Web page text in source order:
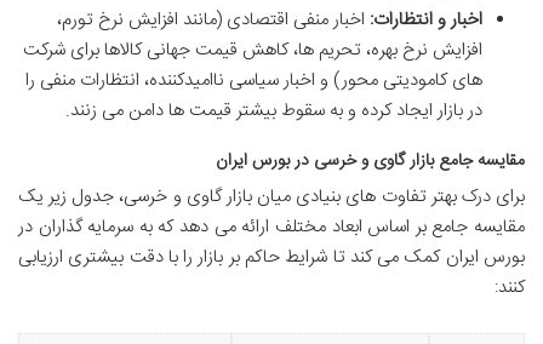
اخبار و انتظارات: اخبار منفی اقتصادی (مانند افزایش نرخ تورم،
افزایش نرخ بهره، تحریم ها، کاهش قیمت جهانی کالاها برای شرکت
های کامودیتی محور) و اخبار سیاسی ناامیدکننده، انتظارات منفی را
در بازار ایجاد کرده و به سقوط بیشتر قیمت ها دامن می زنند.
مقایسه جامع بازار گاوی و خرسی در بورس ایران
برای درک بهتر تفاوت های بنیادی میان بازار گاوی و خرسی، جدول زیر یک
مقایسه جامع بر اساس ابعاد مختلف ارائه می دهد که به سرمایه گذاران در
بورس ایران کمک می کند تا شرایط حاکم بر بازار را با دقت بیشتری ارزیابی
کنند: